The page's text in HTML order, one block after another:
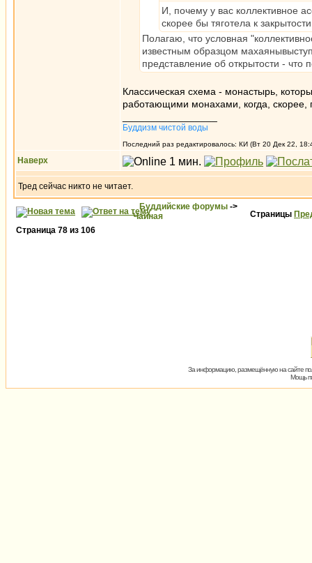
И, почему у вас коллективное
скорее бы тяготела к
Полагаю, что условная
известным образцом
представление об открытости - что
Классическая схема - монастырь,
работающими монахами, когда, скорее,
Буддизм чистой воды
Последний раз редактировалось: КИ (Вт 20 Дек 22,
Наверх
Тред сейчас никто не читает.
Буддийские форумы ->
Чайная
Страницы
Страница 78 из 106
За информацию, размещённую на сайте
Мощь